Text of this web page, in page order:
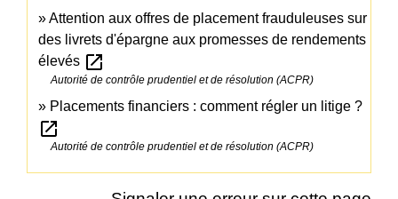
Attention aux offres de placement frauduleuses sur
des livrets d'épargne aux promesses de rendements
élevés open_in_new
Autorité de contrôle prudentiel et de résolution (ACPR)
Placements financiers : comment régler un litige ?
open_in_new
Autorité de contrôle prudentiel et de résolution (ACPR)